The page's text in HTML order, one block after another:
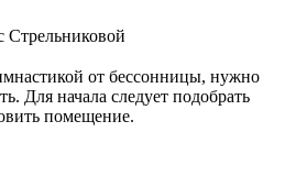
Стрельниковой
от бессонницы, нужно
Для начала следует подобрать
помещение.